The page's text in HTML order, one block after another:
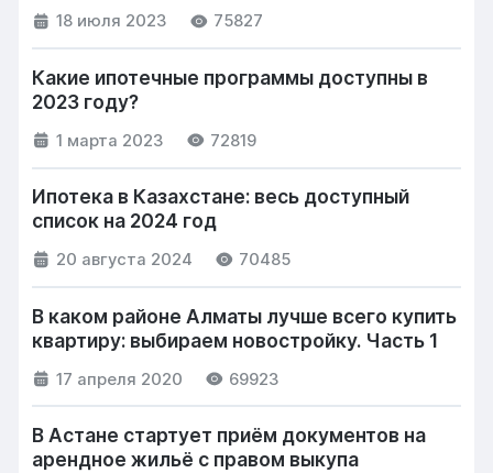
18 июля 2023 75827
Какие ипотечные программы доступны в
2023 году?
1 марта 2023 72819
Ипотека в Казахстане: весь доступный
список на 2024 год
20 августа 2024 70485
В каком районе Алматы лучше всего купить
квартиру: выбираем новостройку. Часть 1
17 апреля 2020 69923
В Астане стартует приём документов на
арендное жильё с правом выкупа